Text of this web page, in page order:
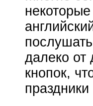
далеко от
кнопок,